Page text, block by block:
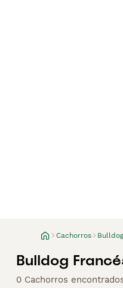
Cachorros
Bulldog
0 Cachorros